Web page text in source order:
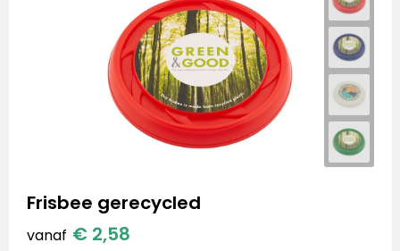
Frisbee gerecycled
vanaf € 2,58